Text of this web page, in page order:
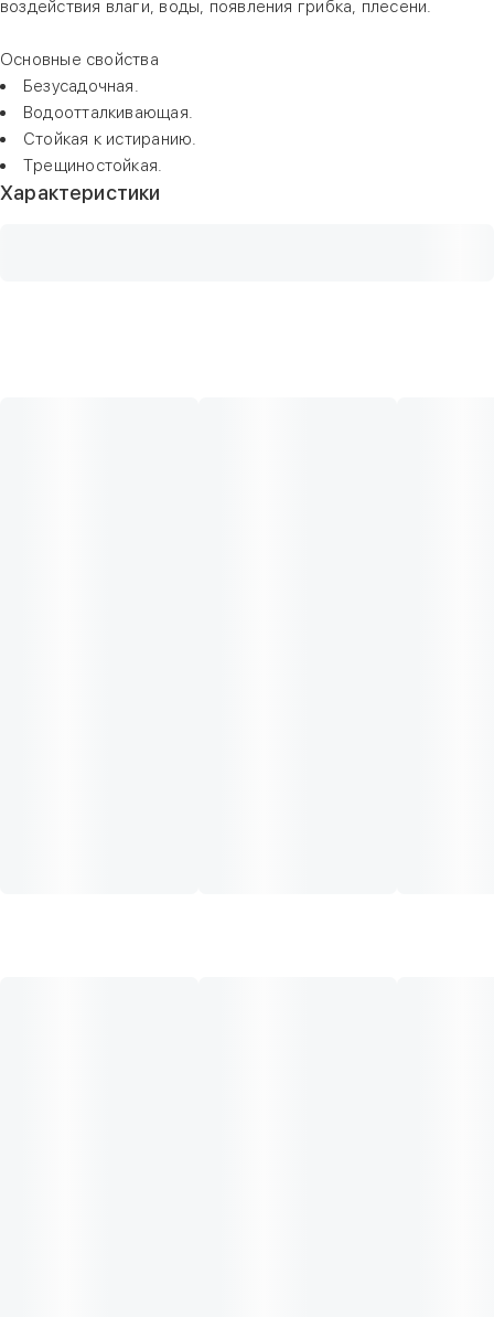
воздействия влаги, воды, появления грибка, плесени.
Основные свойства
Безусадочная.
Водоотталкивающая.
Стойкая к истиранию.
Трещиностойкая.
Характеристики